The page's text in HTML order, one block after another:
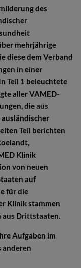
des
mehrjährige
diese dem Verband
in einer
Teil 1 beleuchtete
aller VAMED-
die aus
Teil berichten
Klinik
von neuen
auf
für die
Klinik stammen
aus Drittstaaten.
Aufgaben im
anderen